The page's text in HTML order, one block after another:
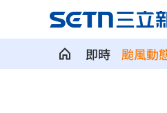
即時 颱風動